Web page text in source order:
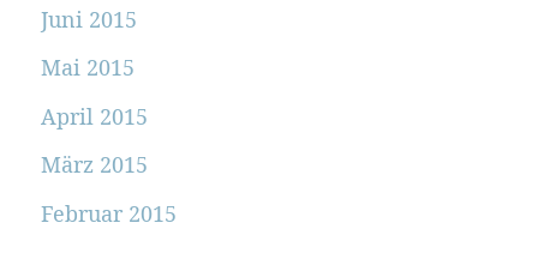
Juni 2015
Mai 2015
April 2015
März 2015
Februar 2015